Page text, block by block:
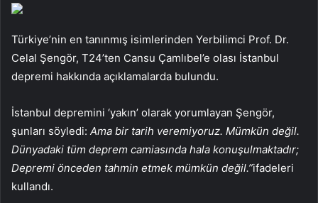
Türkiye’nin en tanınmış isimlerinden Yerbilimci Prof. Dr.
Celal Şengör, T24’ten Cansu Çamlıbel’e olası İstanbul
depremi hakkında açıklamalarda bulundu.
İstanbul depremini ‘yakın’ olarak yorumlayan Şengör,
şunları söyledi: Ama bir tarih veremiyoruz. Mümkün değil.
Dünyadaki tüm deprem camiasında hala konuşulmaktadır;
Depremi önceden tahmin etmek mümkün değil.”ifadeleri
kullandı.